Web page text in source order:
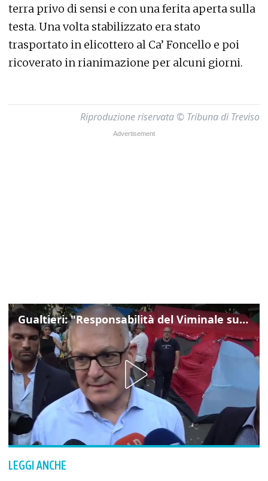
terra privo di sensi e con una ferita aperta sulla
testa. Una volta stabilizzato era stato
trasportato in elicottero al Ca’ Foncello e poi
ricoverato in rianimazione per alcuni giorni.
Riproduzione riservata © Tribuna di Treviso
Gualtieri: "Responsabilità del Viminale su Spin Time? La posizione dei partiti è nota"
LEGGI ANCHE